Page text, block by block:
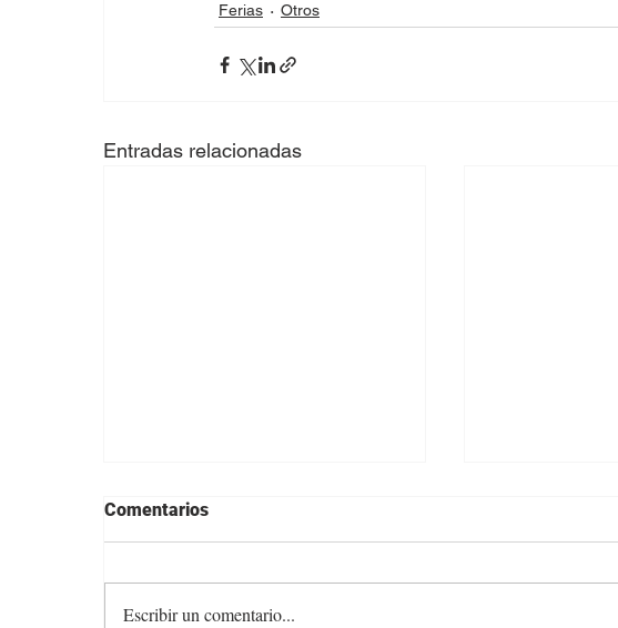
Ferias Otros
Entradas relacionadas
Comentarios
Escribir un comentario...